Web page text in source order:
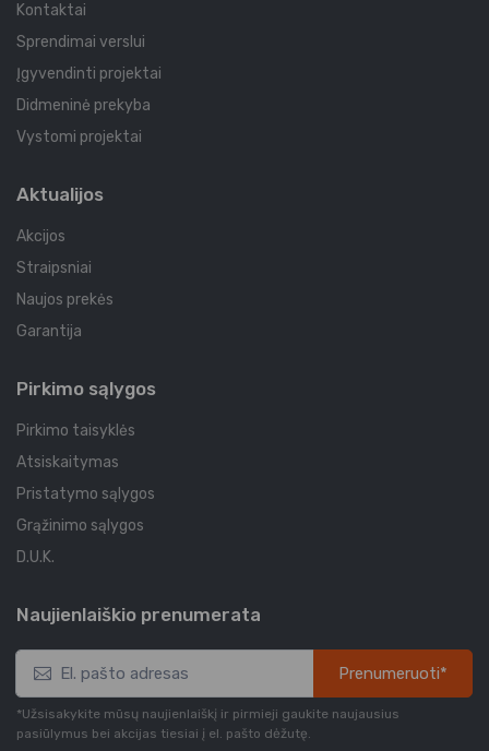
Kontaktai
Sprendimai verslui
Įgyvendinti projektai
Didmeninė prekyba
Vystomi projektai
Aktualijos
Akcijos
Straipsniai
Naujos prekės
Garantija
Pirkimo sąlygos
Pirkimo taisyklės
Atsiskaitymas
Pristatymo sąlygos
Grąžinimo sąlygos
D.U.K.
Naujienlaiškio prenumerata
Prenumeruoti*
*Užsisakykite mūsų naujienlaiškį ir pirmieji gaukite naujausius
pasiūlymus bei akcijas tiesiai į el. pašto dėžutę.